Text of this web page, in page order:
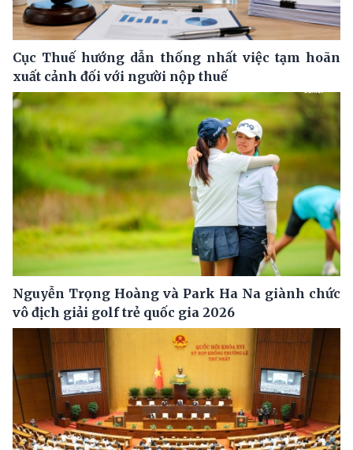
Cục Thuế hướng dẫn thống nhất việc tạm hoãn
xuất cảnh đối với người nộp thuế
Nguyễn Trọng Hoàng và Park Ha Na giành chức
vô địch giải golf trẻ quốc gia 2026